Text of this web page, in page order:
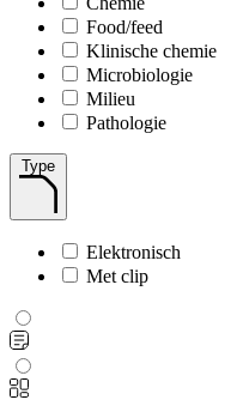
Food/feed
Klinische chemie
Microbiologie
Milieu
Pathologie
Type
Elektronisch
Met clip